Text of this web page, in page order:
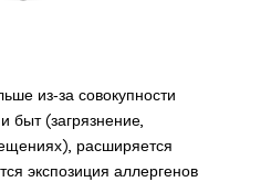
из‑за совокупности
быт (загрязнение,
расширяется
экспозиция аллергенов